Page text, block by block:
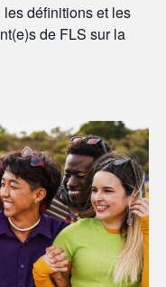
définitions et les
de FLS sur la